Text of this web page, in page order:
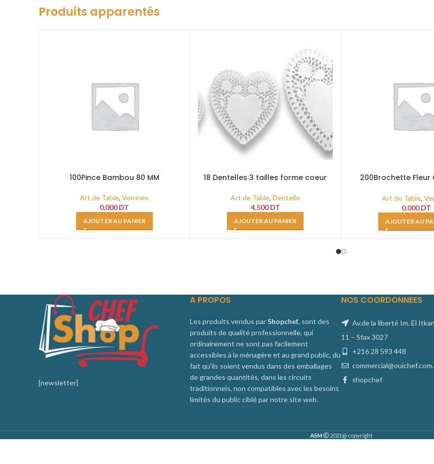
Produits apparentés
100Pince Bambou 80 MM
Art de Table,Verrines
0,000DT
AJOUTER AU PANIER
18 Dentelles 3 tailles forme coeur
Art de Table,Dentelle
4,500DT
AJOUTER AU PANIER
200Brochette Fleur
Art de Table,
0,000DT
AJOUTER AU
[newsletter]
A PROPOS
Les produits vendus parShopchef, sont des
produits de qualité professionnelle, qui
ordinairement ne sont pas facilement
accessibles à la ménagère et au grand public, du
fait qu’ils soient vendus dans des emballages
de grandes quantités, dans les circuits
traditionnels, non compatibles avec les besoins
limités du public ciblé par notre site web.
NOS COORDONNEES
Av.de la liberté Im. El
11 – Sfax 3027
+216 28 593 448
shopchef
ASM 2021@ copyright